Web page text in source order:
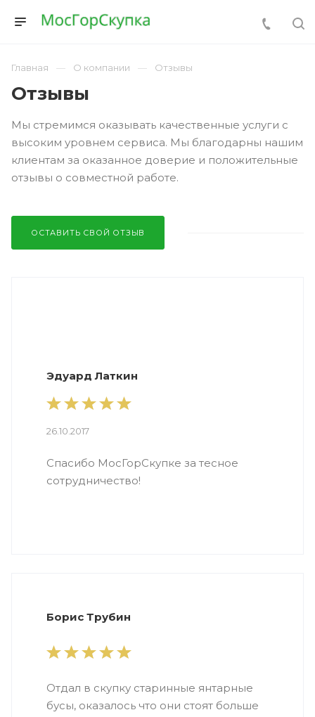
Главная О компании Отзывы
Отзывы
Мы стремимся оказывать качественные услуги с
высоким уровнем сервиса. Мы благодарны нашим
клиентам за оказанное доверие и положительные
отзывы о совместной работе.
ОСТАВИТЬ СВОЙ ОТЗЫВ
Эдуард Латкин
26.10.2017
Спасибо МосГорСкупке за тесное
сотрудничество!
Борис Трубин
Отдал в скупку старинные янтарные
бусы, оказалось что они стоят больше